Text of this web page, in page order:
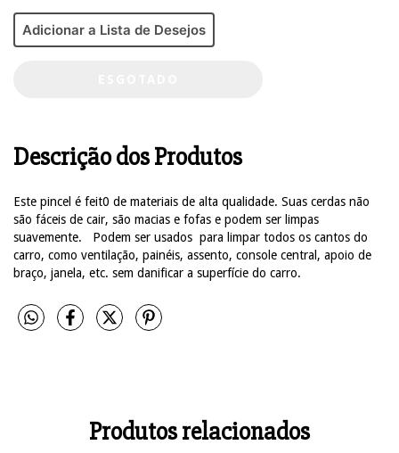
Adicionar a Lista de Desejos
Descrição dos Produtos
Este pincel é feit0 de materiais de alta qualidade. Suas cerdas não
são fáceis de cair, são macias e fofas e podem ser limpas
suavemente. Podem ser usados para limpar todos os cantos do
carro, como ventilação, painéis, assento, console central, apoio de
braço, janela, etc. sem danificar a superfície do carro.
Produtos relacionados